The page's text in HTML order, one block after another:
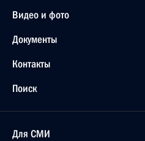
Видео и фото
Документы
Контакты
Поиск
Для СМИ